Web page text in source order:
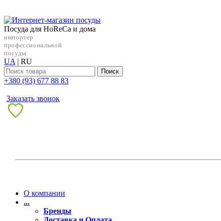
Посуда для HoReCa и дома
импортер
профессиональной
посуды
UA | RU
Поиск
+38‎0 (93) 677 88 83
Заказать звонок
О компании
...
Бренды